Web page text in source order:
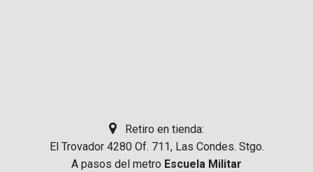
Retiro en tienda:
El Trovador 4280 Of. 711, Las Condes. Stgo.
A pasos del metro Escuela Militar